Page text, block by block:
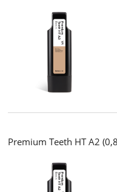
Premium Teeth HT A2